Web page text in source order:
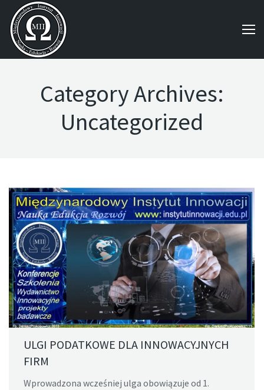
Category Archives:
Uncategorized
ULGI PODATKOWE DLA INNOWACYJNYCH
FIRM
Wprowadzona wcześniej ulga obowiązuje od 1.